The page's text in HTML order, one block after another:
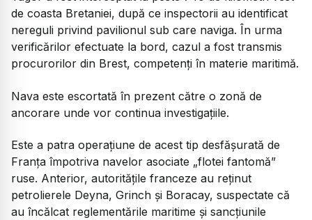
de coasta Bretaniei, după ce inspectorii au identificat
nereguli privind pavilionul sub care naviga. În urma
verificărilor efectuate la bord, cazul a fost transmis
procurorilor din Brest, competenți în materie maritimă.
Nava este escortată în prezent către o zonă de
ancorare unde vor continua investigațiile.
Este a patra operațiune de acest tip desfășurată de
Franța împotriva navelor asociate „flotei fantomă”
ruse. Anterior, autoritățile franceze au reținut
petrolierele Deyna, Grinch și Boracay, suspectate că
au încălcat reglementările maritime și sancțiunile